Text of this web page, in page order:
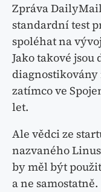
Zpráva
standardní test
spoléhat na
Jako takové jsou
diagnostikovány
zatímco ve
let.
Ale vědci ze
nazvaného
by měl být
a ne samostatně.